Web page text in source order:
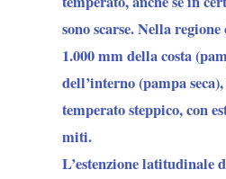
sono scarse.Nella
1.000 mm della costa
dell’interno (pampa seca)
temperato steppico, con
miti.
L’estenzione latitudinale